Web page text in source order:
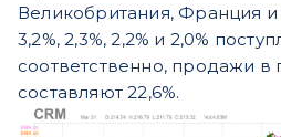
Великобритания, Франция
3,2%, 2,3%, 2,2% и 2,0%
соответственно, продажи в
составляют 22,6%.